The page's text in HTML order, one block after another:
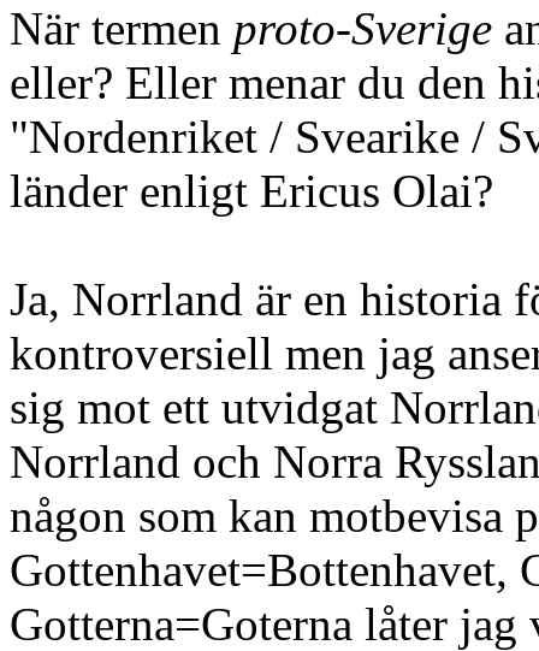
När termen proto-Sverige
eller? Eller menar du den
"Nordenriket / Svearike /
länder enligt Ericus Olai?
Ja, Norrland är en historia
kontroversiell men jag
sig mot ett utvidgat
Norrland och Norra
någon som kan motbevisa
Gottenhavet=Bottenhavet,
Gotterna=Goterna låter jag